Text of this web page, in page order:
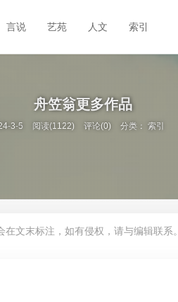
言说 艺苑 人文 索引
舟笠翁更多作品
3-5 阅读(1122) 评论(0) 分类：索引
文末标注，如有侵权，请与编辑联系。